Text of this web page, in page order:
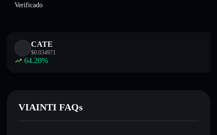
Verificado
CATE
$0.034971
64.20%
VIAINTI FAQs